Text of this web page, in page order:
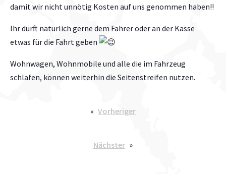
damit wir nicht unnötig Kosten auf uns genommen haben!!
Ihr dürft natürlich gerne dem Fahrer oder an der Kasse
etwas für die Fahrt geben
Wohnwagen, Wohnmobile und alle die im Fahrzeug
schlafen, können weiterhin die Seitenstreifen nutzen.
« Vorheriger
Nächster »